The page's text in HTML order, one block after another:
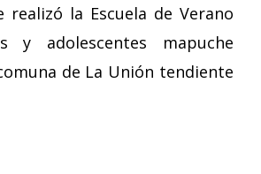
realizó la Escuela de Verano
y adolescentes mapuche
de La Unión tendiente